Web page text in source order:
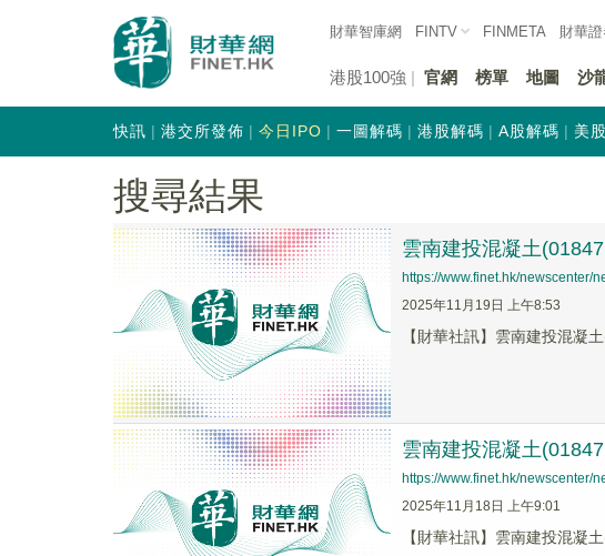
財華智庫網 FINTV FINMETA 財華
港股100強 官網 榜單 地圖 沙
快訊 港交所發佈 今日IPO 一圖解碼 港股解碼 A股解碼 美
搜尋結果
雲南建投混凝土
https://www.finet.hk/newscenter/
2025年11月19日 上午8:53
【財華社訊】雲南建投混凝
雲南建投混凝土
https://www.finet.hk/newscenter/
2025年11月18日 上午9:01
【財華社訊】雲南建投混凝